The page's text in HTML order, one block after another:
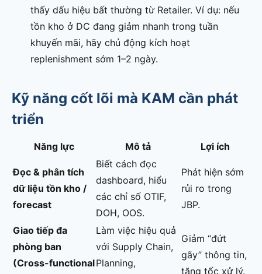
thấy dấu hiệu bất thường từ Retailer. Ví dụ: nếu
tồn kho ở DC đang giảm nhanh trong tuần
khuyến mãi, hãy chủ động kích hoạt
replenishment sớm 1–2 ngày.
Kỹ năng cốt lõi mà KAM cần phát
triển
Năng lực Mô tả Lợi ích
Đọc & phân tích
dữ liệu tồn kho /
forecast
Biết cách đọc
dashboard, hiểu
các chỉ số OTIF,
DOH, OOS.
Phát hiện sớm
rủi ro trong
JBP.
Giao tiếp đa
phòng ban
(Cross-functional
Làm việc hiệu quả
với Supply Chain,
Planning,
Giảm “đứt
gãy” thông tin,
tăng tốc xử lý.